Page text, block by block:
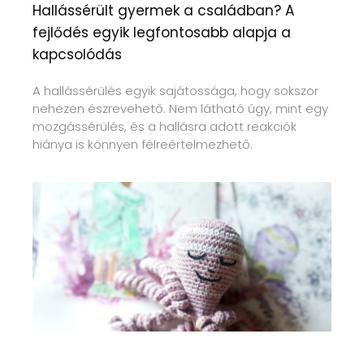
Hallássérült gyermek a családban? A
fejlődés egyik legfontosabb alapja a
kapcsolódás
A hallássérülés egyik sajátossága, hogy sokszor
nehezen észrevehető. Nem látható úgy, mint egy
mozgássérülés, és a hallásra adott reakciók
hiánya is könnyen félreértelmezhető.